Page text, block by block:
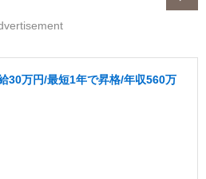
30万円/最短1年で昇格/年収560万